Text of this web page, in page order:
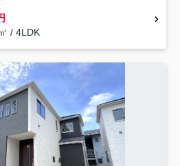
/ 4LDK